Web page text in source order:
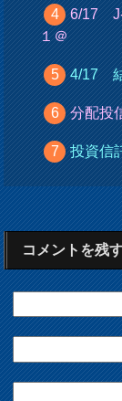
6/17 J-
１＠
4/17
分配投
投資信
コメントを残